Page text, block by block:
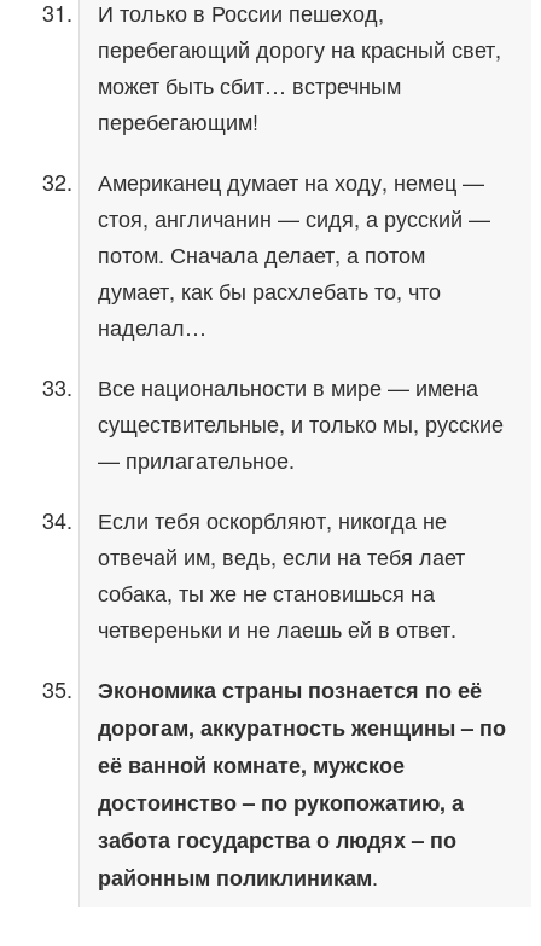
И только в России пешеход,
перебегающий дорогу на красный свет,
может быть сбит… встречным
перебегающим!
Американец думает на ходу, немец —
стоя, англичанин — сидя, а русский —
потом. Сначала делает, а потом
думает, как бы расхлебать то, что
наделал…
Все национальности в мире — имена
существительные, и только мы, русские
— прилагательное.
Если тебя оскорбляют, никогда не
отвечай им, ведь, если на тебя лает
собака, ты же не становишься на
четвереньки и не лаешь ей в ответ.
Экономика страны познается по её
дорогам, аккуратность женщины – по
её ванной комнате, мужское
достоинство – по рукопожатию, а
забота государства о людях – по
районным поликлиникам.